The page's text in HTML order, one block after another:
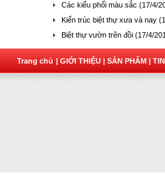
Các kiểu phối màu sắc (17/4/
Kiến trúc biệt thự xưa và nay
Biệt thự vườn trên đồi (17/4/
Trang chủ | GIỚI THIỆU | SẢN PHẨM |